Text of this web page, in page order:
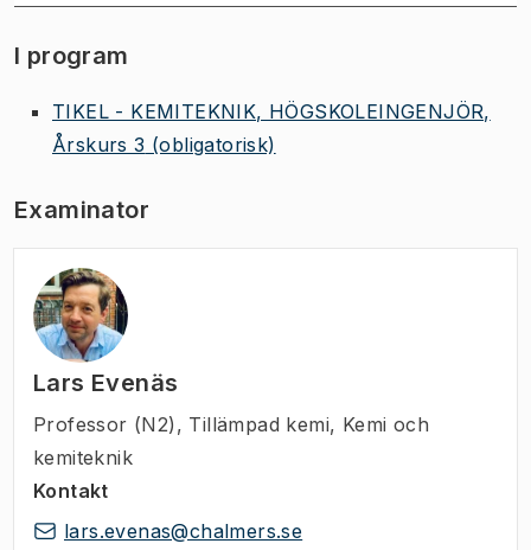
I program
TIKEL - KEMITEKNIK, HÖGSKOLEINGENJÖR,
Årskurs 3 (obligatorisk)
Examinator
Lars Evenäs
Professor (N2) , Tillämpad kemi, Kemi och
kemiteknik
Kontakt
lars.evenas@chalmers.se